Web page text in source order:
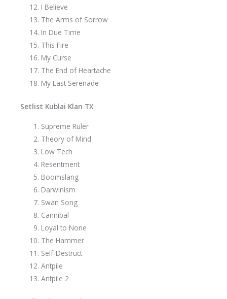
I Believe
The Arms of Sorrow
In Due Time
This Fire
My Curse
The End of Heartache
My Last Serenade
Setlist Kublai Klan TX
Supreme Ruler
Theory of Mind
Low Tech
Resentment
Boomslang
Darwinism
Swan Song
Cannibal
Loyal to None
The Hammer
Self-Destruct
Antpile
Antpile 2